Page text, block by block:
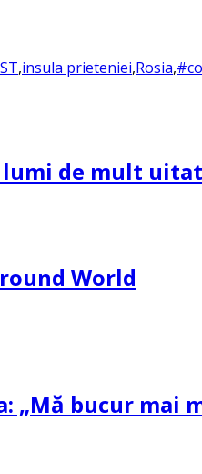
,insula prieteniei,Rosia,
lumi de mult
World
„Mă bucur